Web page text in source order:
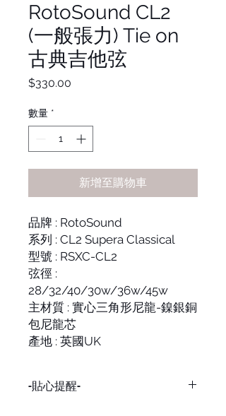
RotoSound CL2
(一般張力) Tie on
古典吉他弦
$330.00
數量 *
新增至購物車
品牌 : RotoSound
系列 : CL2 Supera Classical
型號 : RSXC-CL2
弦徑 :
28/32/40/30w/36w/45w
主材質 : 實心三角形尼龍-鎳銀銅
包尼龍芯
產地 : 英國UK
-貼心提醒-